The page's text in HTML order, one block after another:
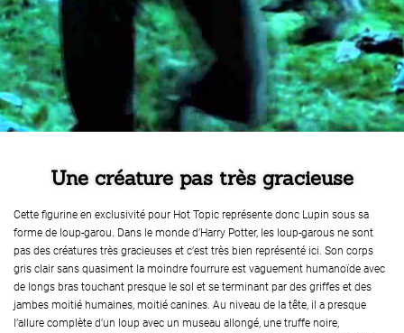
Une créature pas très gracieuse
Cette figurine en exclusivité pour Hot Topic représente donc Lupin sous sa
forme de loup-garou. Dans le monde d’Harry Potter, les loup-garous ne sont
pas des créatures très gracieuses et c’est très bien représenté ici. Son corps
gris clair sans quasiment la moindre fourrure est vaguement humanoïde avec
de longs bras touchant presque le sol et se terminant par des griffes et des
jambes moitié humaines, moitié canines. Au niveau de la tête, il a presque
l’allure complète d’un loup avec un museau allongé, une truffe noire,